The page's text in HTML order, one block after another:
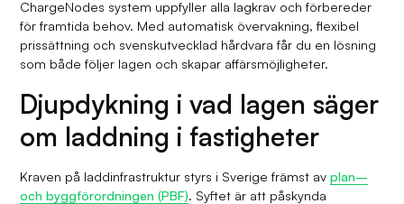
ChargeNodes system uppfyller alla lagkrav och förbereder
för framtida behov. Med automatisk övervakning, flexibel
prissättning och svenskutvecklad hårdvara får du en lösning
som både följer lagen och skapar affärsmöjligheter.
Djupdykning i vad lagen säger
om laddning i fastigheter
Kraven på laddinfrastruktur styrs i Sverige främst avplan–
och byggförordningen (PBF). Syftet är att påskynda